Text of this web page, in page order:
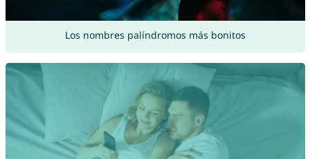
Los nombres palíndromos más bonitos